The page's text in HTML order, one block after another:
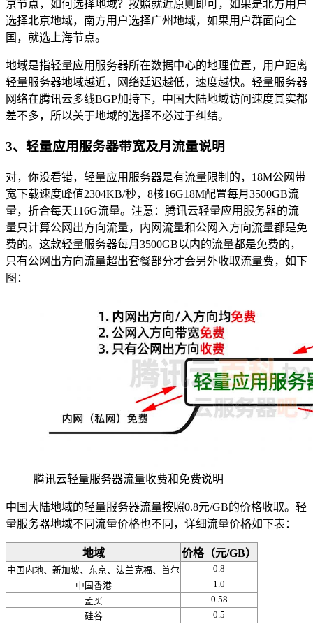
京节点，如何选择地域？按照就近原则即可，如果是北方用户
选择北京地域，南方用户选择广州地域，如果用户群面向全
国，就选上海节点。
地域是指轻量应用服务器所在数据中心的地理位置，用户距离
轻量服务器地域越近，网络延迟越低，速度越快。轻量服务器
网络在腾讯云多线BGP加持下，中国大陆地域访问速度其实都
差不多，所以关于地域的选择不必过于纠结。
3、轻量应用服务器带宽及月流量说明
对，你没看错，轻量应用服务器是有流量限制的，18M公网带
宽下载速度峰值2304KB/秒，8核16G18M配置每月3500GB流
量，折合每天116G流量。注意：腾讯云轻量应用服务器的流
量只计算公网出方向流量，内网流量和公网入方向流量都是免
费的。这款轻量服务器每月3500GB以内的流量都是免费的，
只有公网出方向流量超出套餐部分才会另外收取流量费，如下
图：
腾讯云轻量服务器流量收费和免费说明
中国大陆地域的轻量服务器流量按照0.8元/GB的价格收取。轻
量服务器地域不同流量价格也不同，详细流量价格如下表：
地域 价格（元/GB）
中国内地、新加坡、东京、法兰克福、首尔
0.8
中国香港
1.0
孟买
0.58
硅谷
0.5